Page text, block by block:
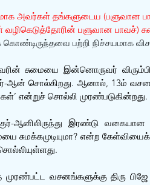
அவர்கள் தங்களுடைய (பளுவான
பளுவான பாவச்)
பற்றி நிச்சயமாக
சுமையை இன்னொருவர்
ஆன் சொல்கிறது. ஆனால், 13ம்
என்றுச் சொல்லி முரண்படுகின்றது.
குர்-ஆனிலிருந்து இரண்டு
சுமக்கமுடியுமா? என்ற கேள்வியைக்
முரண்பட்ட வசனங்களுக்கு திரு